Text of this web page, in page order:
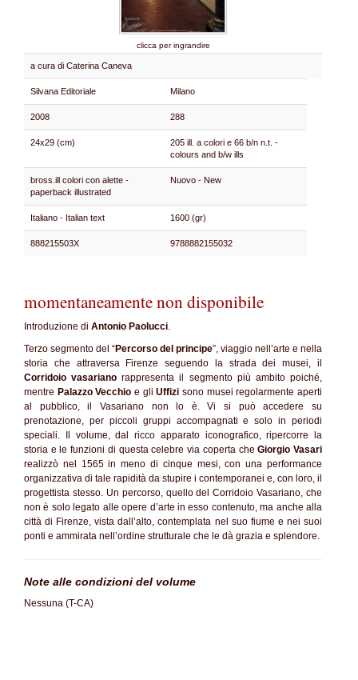
clicca per ingrandire
a cura di Caterina Caneva
Silvana Editoriale Milano
2008 288
24x29 (cm)
205 ill. a colori e 66 b/n n.t. -
colours and b/w ills
bross.ill colori con alette -
paperback illustrated
Nuovo - New
Italiano - Italian text 1600 (gr)
888215503X 9788882155032
momentaneamente non disponibile
Introduzione di Antonio Paolucci.
Terzo segmento del “Percorso del principe”, viaggio nell’arte e nella
storia che attraversa Firenze seguendo la strada dei musei, il
Corridoio vasariano rappresenta il segmento più ambito poiché,
mentre Palazzo Vecchio e gliUffizi sono musei regolarmente aperti
al pubblico, il Vasariano non lo è. Vi si può accedere su
prenotazione, per piccoli gruppi accompagnati e solo in periodi
speciali. Il volume, dal ricco apparato iconografico, ripercorre la
storia e le funzioni di questa celebre via coperta che Giorgio Vasari
realizzò nel 1565 in meno di cinque mesi, con una performance
organizzativa di tale rapidità da stupire i contemporanei e, con loro, il
progettista stesso. Un percorso, quello del Corridoio Vasariano, che
non è solo legato alle opere d’arte in esso contenuto, ma anche alla
città di Firenze, vista dall’alto, contemplata nel suo fiume e nei suoi
ponti e ammirata nell’ordine strutturale che le dà grazia e splendore.
Note alle condizioni del volume
Nessuna (T-CA)